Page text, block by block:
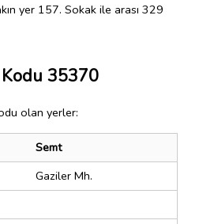
yer 157. Sokak ile arası 329
35370
olan yerler:
Semt
Gaziler Mh.